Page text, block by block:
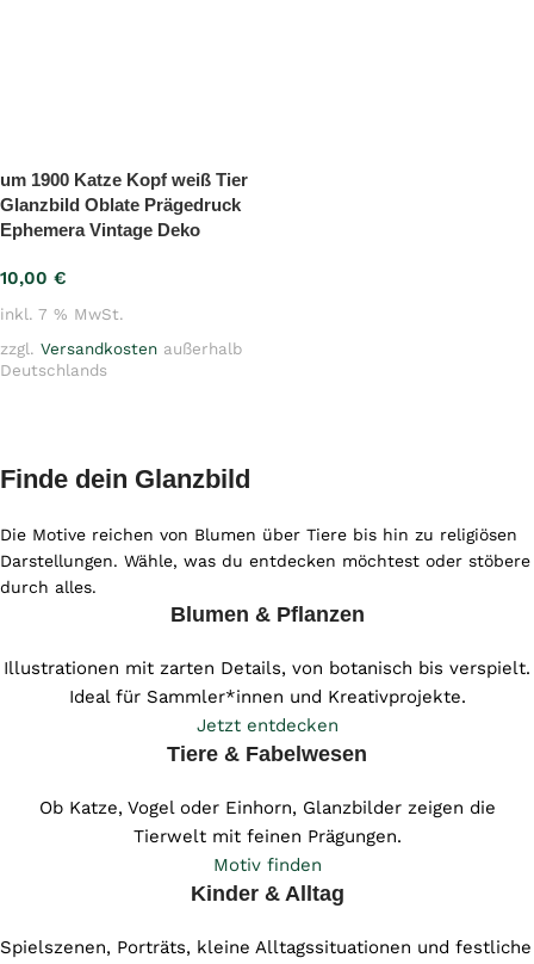
um 1900 Katze Kopf weiß Tier
Glanzbild Oblate Prägedruck
Ephemera Vintage Deko
10,00 €
inkl. 7 % MwSt.
zzgl. Versandkosten außerhalb
Deutschlands
Finde dein Glanzbild
Die Motive reichen von Blumen über Tiere bis hin zu religiösen
Darstellungen. Wähle, was du entdecken möchtest oder stöbere
durch alles.
Blumen & Pflanzen
Illustrationen mit zarten Details, von botanisch bis verspielt.
Ideal für Sammler*innen und Kreativprojekte.
Jetzt entdecken
Tiere & Fabelwesen
Ob Katze, Vogel oder Einhorn, Glanzbilder zeigen die
Tierwelt mit feinen Prägungen.
Motiv finden
Kinder & Alltag
Spielszenen, Porträts, kleine Alltagssituationen und festliche